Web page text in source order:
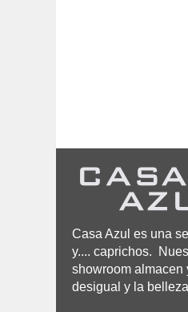
Casa Azul es una
y.... caprichos.
showroom almacen
desigual y la